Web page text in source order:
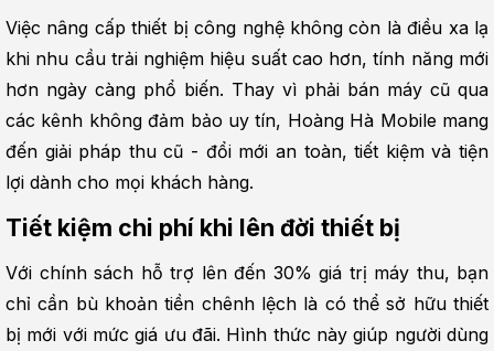
Việc nâng cấp thiết bị công nghệ không còn là điều xa lạ
khi nhu cầu trải nghiệm hiệu suất cao hơn, tính năng mới
hơn ngày càng phổ biến. Thay vì phải bán máy cũ qua
các kênh không đảm bảo uy tín, Hoàng Hà Mobile mang
đến giải pháp thu cũ - đổi mới an toàn, tiết kiệm và tiện
lợi dành cho mọi khách hàng.
Tiết kiệm chi phí khi lên đời thiết bị
Với chính sách hỗ trợ lên đến 30% giá trị máy thu, bạn
chỉ cần bù khoản tiền chênh lệch là có thể sở hữu thiết
bị mới với mức giá ưu đãi. Hình thức này giúp người dùng